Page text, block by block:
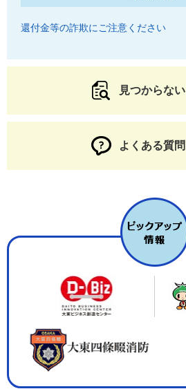
還付金等の詐欺にご注意ください
見つからな
よくある質